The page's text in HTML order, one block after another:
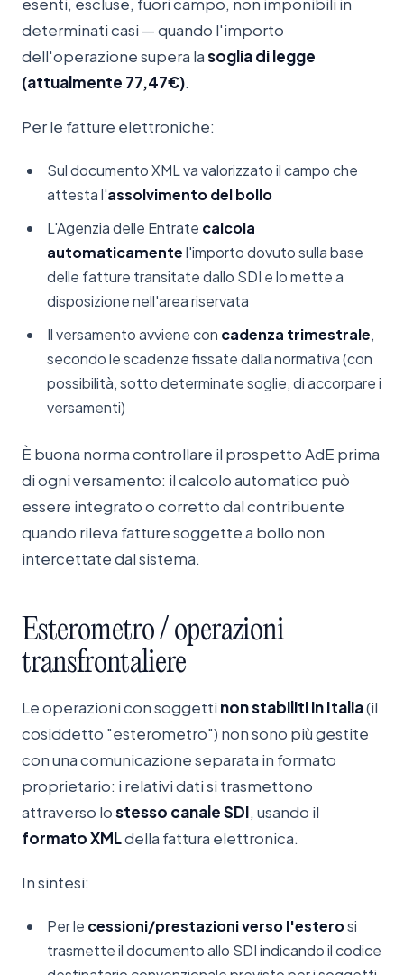
determinati casi — quando l'importo
dell'operazione supera lasoglia di legge
(attualmente 77,47€).
Per le fatture elettroniche:
Sul documento XML va valorizzato il campo che
attesta l'assolvimento del bollo
L'Agenzia delle Entrate calcola
automaticamentel'importo dovuto sulla base
delle fatture transitate dallo SDI e lo mette a
disposizione nell'area riservata
Il versamento avviene con cadenza trimestrale,
secondo le scadenze fissate dalla normativa (con
possibilità, sotto determinate soglie, di accorpare i
versamenti)
È buona norma controllare il prospetto AdE prima
di ogni versamento: il calcolo automatico può
essere integrato o corretto dal contribuente
quando rileva fatture soggette a bollo non
intercettate dal sistema.
Esterometro/ operazioni
transfrontaliere
Le operazioni con soggetti non stabiliti in Italia(il
cosiddetto "esterometro") non sono più gestite
con una comunicazione separata in formato
proprietario: i relativi dati si trasmettono
attraverso lostesso canale SDI, usando il
formato XMLdella fattura elettronica.
In sintesi:
Per le cessioni/prestazioni verso l'esterosi
trasmette il documento allo SDI indicando il codice